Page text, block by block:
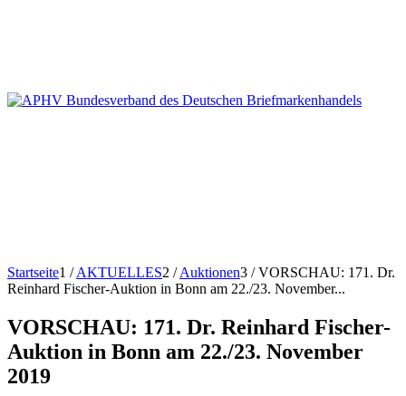
Startseite1 / AKTUELLES2 / Auktionen3 / VORSCHAU: 171. Dr.
Reinhard Fischer-Auktion in Bonn am 22./23. November...
VORSCHAU: 171. Dr. Reinhard Fischer-
Auktion in Bonn am 22./23. November
2019